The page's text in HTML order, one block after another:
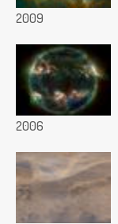
2009
2006